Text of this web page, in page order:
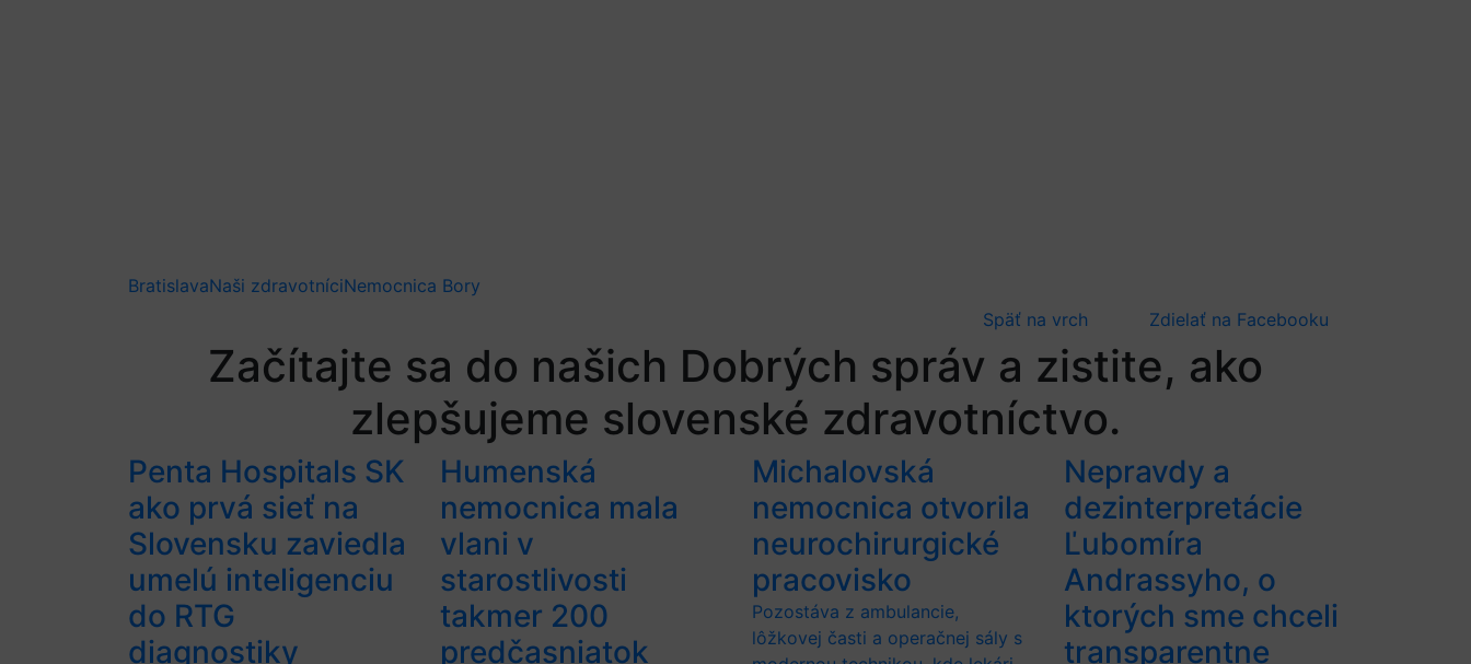
BratislavaNaši zdravotníciNemocnica Bory
Späť na vrch
Zdielať na Facebooku
Začítajte sa do našich Dobrých správ a zistite, ako
zlepšujeme slovenské zdravotníctvo.
Penta Hospitals SK
ako prvá sieť na
Slovensku zaviedla
umelú inteligenciu
do RTG
diagnostiky
Humenská
nemocnica mala
vlani v
starostlivosti
takmer 200
predčasniatok
Michalovská
nemocnica otvorila
neurochirurgické
pracovisko
Pozostáva z ambulancie,
lôžkovej časti a operačnej sály s
Nepravdy a
dezinterpretácie
Ľubomíra
Andrassyho, o
ktorých sme chceli
transparentne